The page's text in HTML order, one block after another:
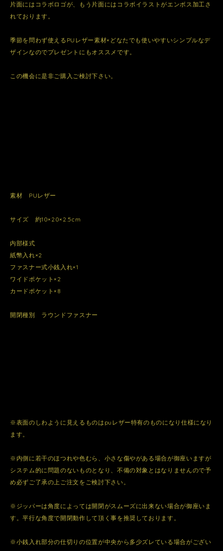
片面にはコラボロゴが、もう片面にはコラボイラストがエンボス加工さ
れております。
季節を問わず使えるPUレザー素材×どなたでも使いやすいシンプルなデ
ザインなのでプレゼントにもオススメです。
この機会に是非ご購入ご検討下さい。
素材 PUレザー
サイズ 約10×20×2.5cm
内部様式
紙幣入れ×2
ファスナー式小銭入れ×1
ワイドポケット×2
カードポケット×8
開閉種別 ラウンドファスナー
※表面のしわように見えるものはpuレザー特有のものになり仕様になり
ます。
※内側に若干のほつれや色むら、小さな傷やがある場合が御座いますが
システム的に問題のないものとなり、不備の対象とはなりませんので予
め必ずご了承の上ご注文をご検討下さい。
※ジッパーは角度によっては開閉がスムーズに出来ない場合が御座いま
す。平行な角度で開閉動作して頂く事を推奨しております。
※小銭入れ部分の仕切りの位置が中央から多少ズレている場合がござい